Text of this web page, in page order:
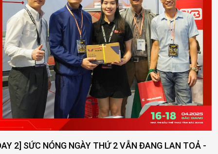
ĐẠI KINH BẮC MỞ RỘNG QUY MÔ - NÂNG CAO CHẤT
LƯỢNG DỊCH VỤ